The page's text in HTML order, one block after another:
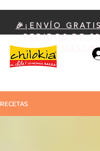
🎉¡ENVÍO
PEDIDOS DE
MÁS!🎉
RECETAS